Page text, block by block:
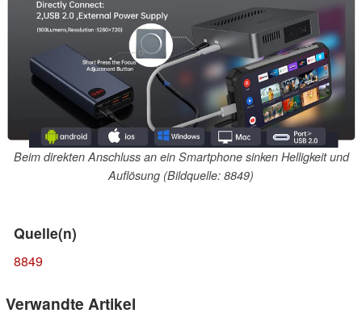
Beim direkten Anschluss an ein Smartphone sinken Helligkeit und
Auflösung (Bildquelle: 8849)
Quelle(n)
8849
Verwandte Artikel